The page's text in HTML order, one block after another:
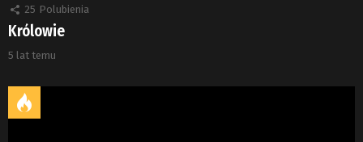
25 Polubienia
Królowie
5 lat temu